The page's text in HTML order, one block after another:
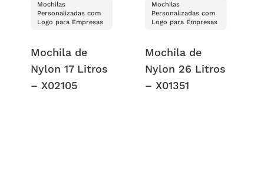
Mochilas
Personalizadas com
Logo para Empresas
Mochila de
Nylon 17 Litros
– X02105
Mochilas
Personalizadas com
Logo para Empresas
Mochila de
Nylon 26 Litros
– X01351